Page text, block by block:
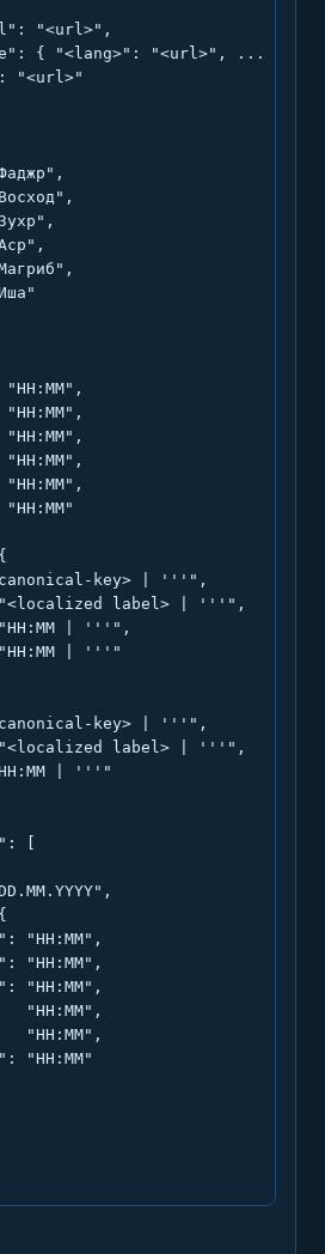
"<url>",
{ "<lang>": "<url>", ... },
"<url>"
"HH:MM",
"HH:MM",
"HH:MM",
"HH:MM",
"HH:MM",
"HH:MM"
key> | '''",
label> | '''",
| '''",
| '''"
key> | '''",
label> | '''",
| '''"
[
"HH:MM",
"HH:MM",
"HH:MM",
"HH:MM",
"HH:MM",
"HH:MM"